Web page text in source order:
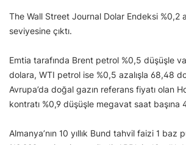
The Wall Street Journal Dolar Endeksi %0,2
seviyesine çıktı.
Emtia tarafında Brent petrol %0,5 düşüşle
dolara, WTI petrol ise %0,5 azalışla 68,48
Avrupa’da doğal gazın referans fiyatı olan
kontratı %0,9 düşüşle megavat saat başına
Almanya’nın 10 yıllık Bund tahvil faizi 1 baz